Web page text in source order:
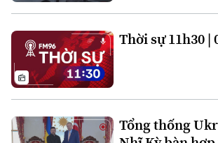
Thời sự 11h30 |
Tổng thống